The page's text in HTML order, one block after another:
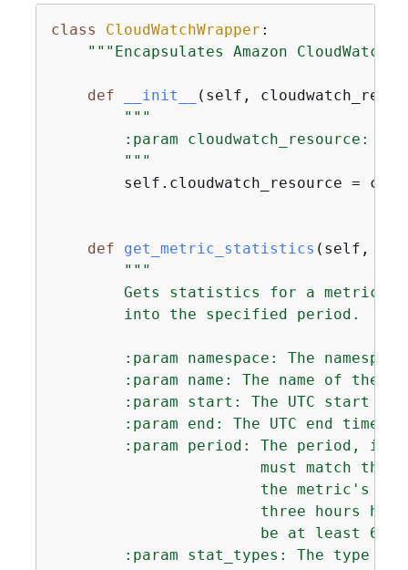
class CloudWatchWrapper :
"""Encapsulates Amazon
def __init__ ( self,
"""
:param cloudwatch_resource: A
        """
self.cloudwatch_resource =
def get_metric_statistics ( self,
"""
Gets statistics for a metric
        into the specified period.
:param namespace: The
:param name: The name of the
:param start: The UTC start
:param end: The UTC end time
:param period: The period, in
must match the
the metric's
three hours
be at least 60
:param stat_types: The type